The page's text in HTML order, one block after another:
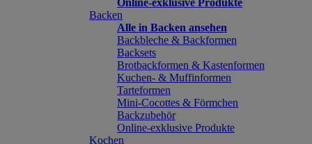
Online-exklusive Produkte
Backen
Alle in Backen ansehen
Backbleche & Backformen
Backsets
Brotbackformen & Kastenformen
Kuchen- & Muffinformen
Tarteformen
Mini-Cocottes & Förmchen
Backzubehör
Online-exklusive Produkte
Kochen